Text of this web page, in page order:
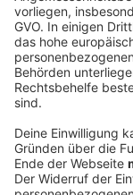
Anzeige
Wir haben dazu